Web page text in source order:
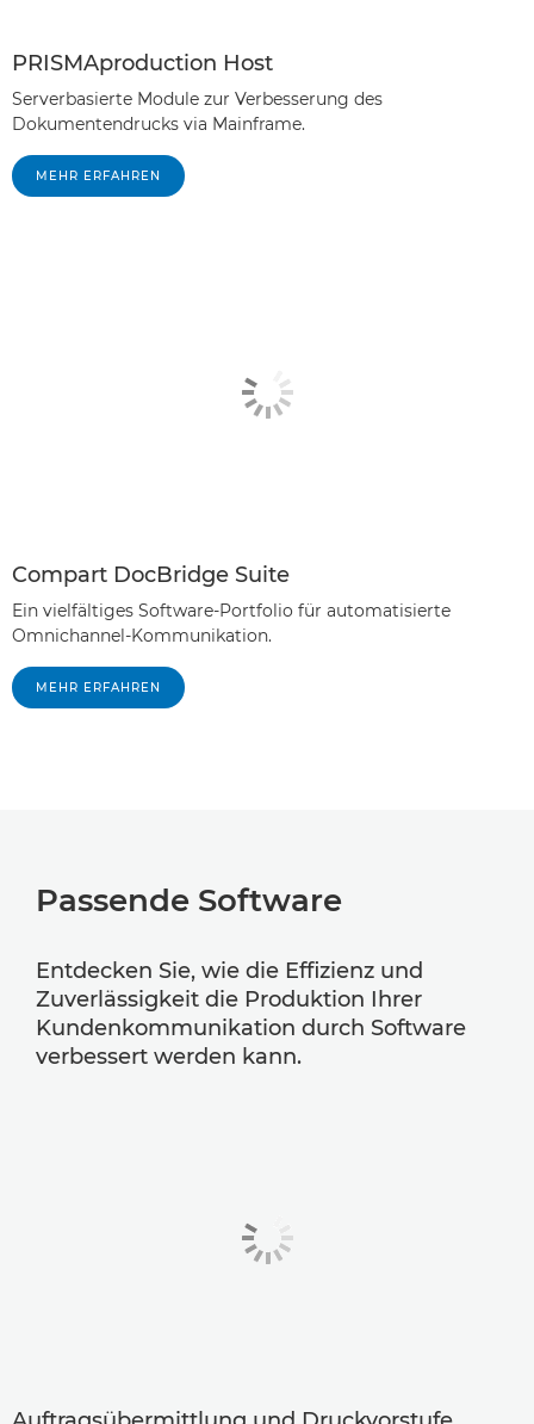
PRISMAproduction Host
Serverbasierte Module zur Verbesserung des
Dokumentendrucks via Mainframe.
MEHR ERFAHREN
Compart DocBridge Suite
Ein vielfältiges Software-Portfolio für automatisierte
Omnichannel-Kommunikation.
MEHR ERFAHREN
Passende Software
Entdecken Sie, wie die Effizienz und
Zuverlässigkeit die Produktion Ihrer
Kundenkommunikation durch Software
verbessert werden kann.